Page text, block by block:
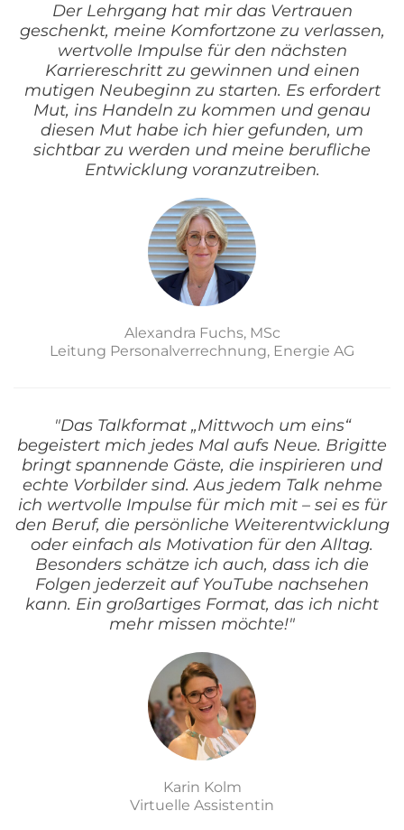
Der Lehrgang hat mir das Vertrauen
geschenkt, meine Komfortzone zu verlassen,
wertvolle Impulse für den nächsten
Karriereschritt zu gewinnen und einen
mutigen Neubeginn zu starten. Es erfordert
Mut, ins Handeln zu kommen und genau
diesen Mut habe ich hier gefunden, um
sichtbar zu werden und meine berufliche
Entwicklung voranzutreiben.
Alexandra Fuchs, MSc
Leitung Personalverrechnung, Energie AG
"Das Talkformat „Mittwoch um eins“
begeistert mich jedes Mal aufs Neue. Brigitte
bringt spannende Gäste, die inspirieren und
echte Vorbilder sind. Aus jedem Talk nehme
ich wertvolle Impulse für mich mit – sei es für
den Beruf, die persönliche Weiterentwicklung
oder einfach als Motivation für den Alltag.
Besonders schätze ich auch, dass ich die
Folgen jederzeit auf YouTube nachsehen
kann. Ein großartiges Format, das ich nicht
mehr missen möchte!"
Karin Kolm
Virtuelle Assistentin